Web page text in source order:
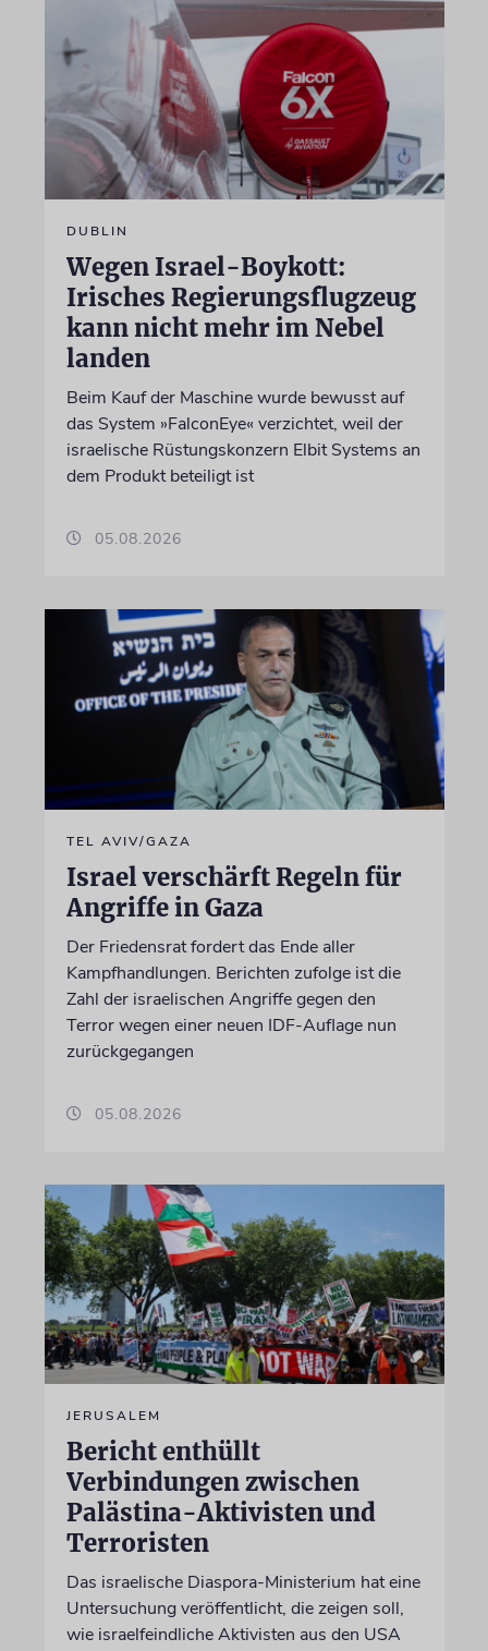
DUBLIN
Wegen Israel-Boykott:
Irisches Regierungsflugzeug
kann nicht mehr im Nebel
landen
Beim Kauf der Maschine wurde bewusst auf
das System »FalconEye« verzichtet, weil der
israelische Rüstungskonzern Elbit Systems an
dem Produkt beteiligt ist
05.08.2026
TEL AVIV/GAZA
Israel verschärft Regeln für
Angriffe in Gaza
Der Friedensrat fordert das Ende aller
Kampfhandlungen. Berichten zufolge ist die
Zahl der israelischen Angriffe gegen den
Terror wegen einer neuen IDF-Auflage nun
zurückgegangen
05.08.2026
JERUSALEM
Bericht enthüllt
Verbindungen zwischen
Palästina-Aktivisten und
Terroristen
Das israelische Diaspora-Ministerium hat eine
Untersuchung veröffentlicht, die zeigen soll,
wie israelfeindliche Aktivisten aus den USA